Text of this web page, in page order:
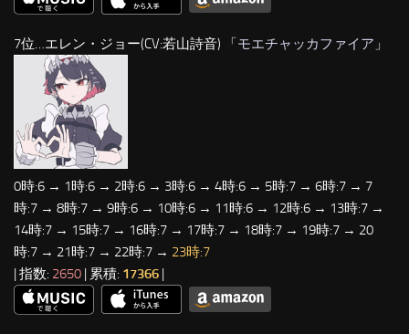
7位…エレン・ジョー(CV:若山詩音) 「 モエチャッカファイア 」
0時:6 → 1時:6 → 2時:6 → 3時:6 → 4時:6 → 5時:7 → 6時:7 → 7
時:7 → 8時:7 → 9時:6 → 10時:6 → 11時:6 → 12時:6 → 13時:7 →
14時:7 → 15時:7 → 16時:7 → 17時:7 → 18時:7 → 19時:7 → 20
時:7 → 21時:7 → 22時:7 → 23時:7
| 指数: 2650 | 累積: 17366